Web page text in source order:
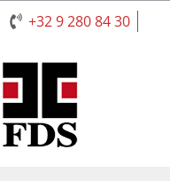
+32 9 280 84 30